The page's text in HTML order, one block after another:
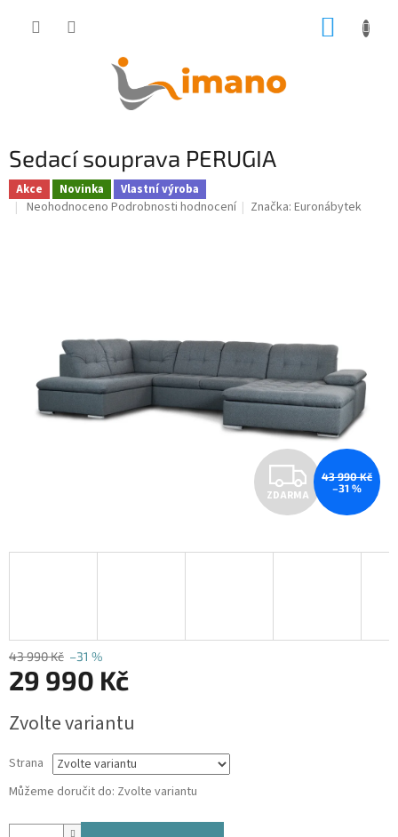
Sedací souprava PERUGIA
Akce Novinka Vlastní výroba
Průměrné
Neohodnoceno Podrobnosti hodnocení Značka:Euronábytek
Z
D
A
ZDARMA
43 990 Kč
–31 %
43 990 Kč –31 %
29 990 Kč
cena:
Zvolte variantu
Strana
Můžeme doručit do: Zvolte variantu